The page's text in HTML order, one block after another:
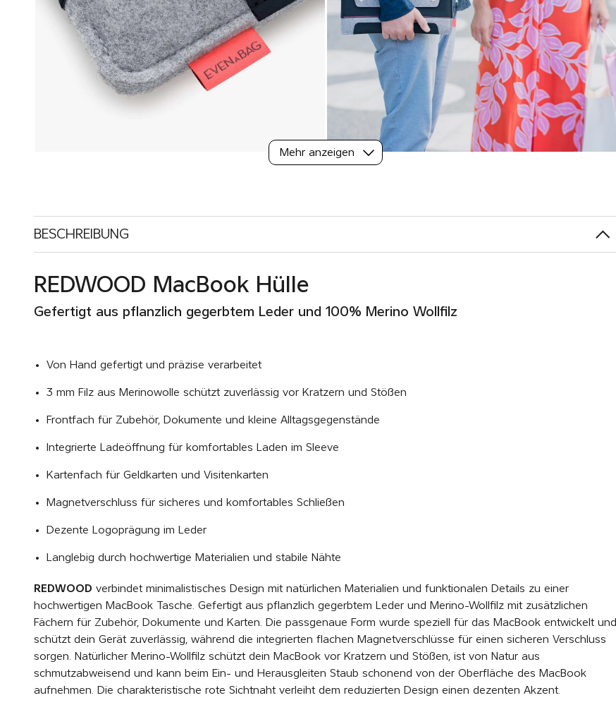
Mehr anzeigen
BESCHREIBUNG
REDWOOD MacBook Hülle
Gefertigt aus pflanzlich gegerbtem Leder und 100% Merino Wollfilz
Von Hand gefertigt und präzise verarbeitet
3 mm Filz aus Merinowolle schützt zuverlässig vor Kratzern und Stößen
Frontfach für Zubehör, Dokumente und kleine Alltagsgegenstände
Integrierte Ladeöffnung für komfortables Laden im Sleeve
Kartenfach für Geldkarten und Visitenkarten
Magnetverschluss für sicheres und komfortables Schließen
Dezente Logoprägung im Leder
Langlebig durch hochwertige Materialien und stabile Nähte
REDWOOD verbindet minimalistisches Design mit natürlichen Materialien und funktionalen Details zu einer
hochwertigen MacBook Tasche. Gefertigt aus pflanzlich gegerbtem Leder und Merino-Wollfilz mit zusätzlichen
Fächern für Zubehör, Dokumente und Karten. Die passgenaue Form wurde speziell für das MacBook entwickelt und
schützt dein Gerät zuverlässig, während die integrierten flachen Magnetverschlüsse für einen sicheren Verschluss
sorgen. Natürlicher Merino-Wollfilz schützt dein MacBook vor Kratzern und Stößen, ist von Natur aus
schmutzabweisend und kann beim Ein- und Herausgleiten Staub schonend von der Oberfläche des MacBook
aufnehmen. Die charakteristische rote Sichtnaht verleiht dem reduzierten Design einen dezenten Akzent.